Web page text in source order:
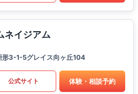
ネイジアム
形3-1-5グレイス向ヶ丘104
公式サイト 体験・相談予約